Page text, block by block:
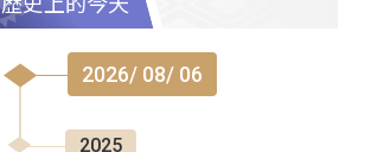
2026/ 08/ 06
2025